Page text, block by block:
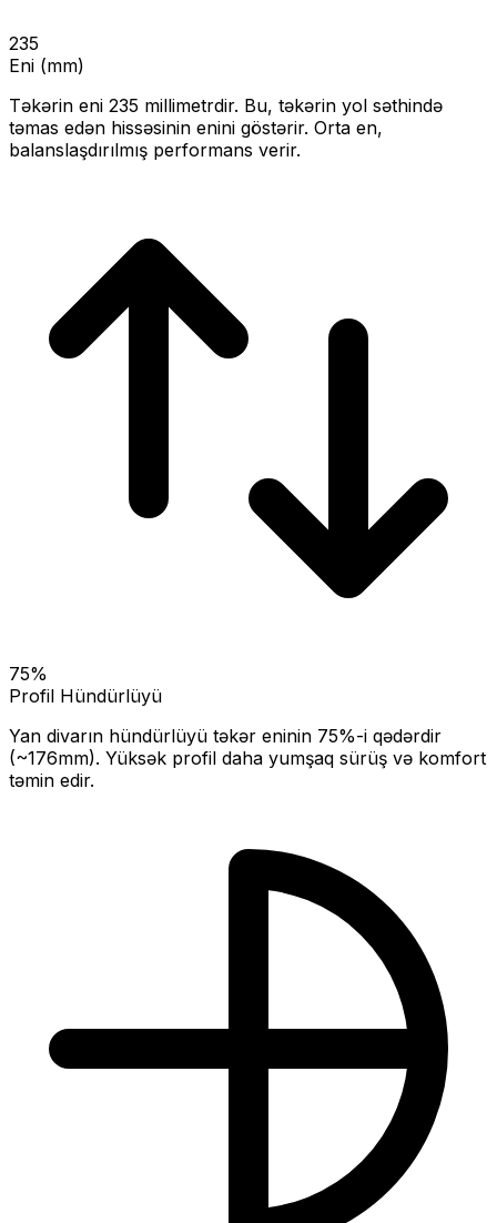
235
Eni (mm)
Təkərin eni 235 millimetrdir. Bu, təkərin yol səthində
təmas edən hissəsinin enini göstərir. Orta en,
balanslaşdırılmış performans verir.
75%
Profil Hündürlüyü
Yan divarın hündürlüyü təkər eninin 75%-i qədərdir
(~176mm). Yüksək profil daha yumşaq sürüş və komfort
təmin edir.